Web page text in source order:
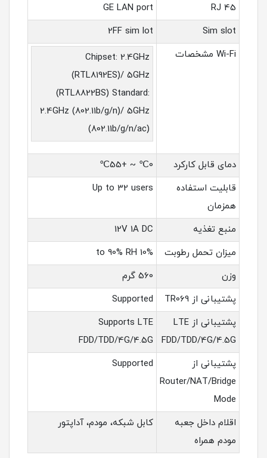
RJ 45
GE LAN port
Sim slot
2FF sim lot
Wi-Fi مشخصات
Chipset: 2.4GHz
(RTL8192ES)/ 5GHz
(RTL8822BS) Standard:
2.4GHz (802.11b/g/n)/ 5GHz
(802.11b/g/n/ac)
دمای قابل کارکرد
0℃ ~ +55℃
قابلیت استفاده
همزمان
Up to 32 users
منبع تغذیه
12V 1A DC
میزان تحمل رطوبت
10% to 90% RH
وزن
560 گرم
پشتیبانی از TR069
Supported
پشتیبانی از LTE
FDD/TDD/4G/4.5G
Supports LTE
FDD/TDD/4G/4.5G
پشتیبانی از
Router/NAT/Bridge
Mode
Supported
اقلام داخل جعبه
مودم همراه
کابل شبکه، مودم، آداپتور